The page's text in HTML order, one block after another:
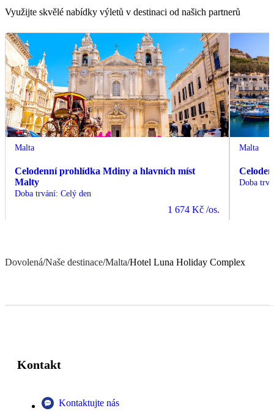
Využijte skvělé nabídky výletů v destinaci od našich partnerů
Malta
Celodenní prohlídka Mdiny a hlavních míst
Malty
Doba trvání: Celý den
1 674 Kč /os.
Malta
Doba
Dovolená/Naše destinace/Malta/Hotel Luna Holiday Complex
Kontakt
Kontaktujte nás